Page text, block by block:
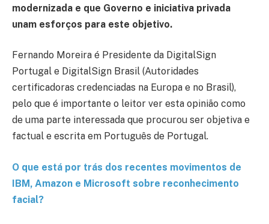
modernizada e que Governo e iniciativa privada
unam esforços para este objetivo.
Fernando Moreira é Presidente da DigitalSign
Portugal e DigitalSign Brasil (Autoridades
certificadoras credenciadas na Europa e no Brasil),
pelo que é importante o leitor ver esta opinião como
de uma parte interessada que procurou ser objetiva e
factual e escrita em Português de Portugal.
O que está por trás dos recentes movimentos de
IBM, Amazon e Microsoft sobre reconhecimento
facial?